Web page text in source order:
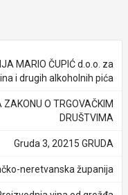
MARIO ČUPIĆ d.o.o. za
i drugih alkoholnih pića
ZAKONU O TRGOVAČKIM
DRUŠTVIMA
Gruda 3, 20215 GRUDA
neretvanska županija